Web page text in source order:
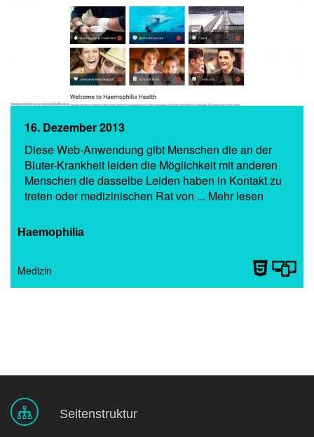
16. Dezember 2013
Diese Web-Anwendung gibt Menschen die an der
Bluter-Krankheit leiden die Möglichkeit mit anderen
Menschen die dasselbe Leiden haben in Kontakt zu
treten oder medizinischen Rat von ... Mehr lesen
Haemophilia
Medizin
Seitenstruktur